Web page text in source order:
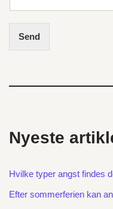
Send
Nyeste
Hvilke typer angst findes
Efter sommerferien kan